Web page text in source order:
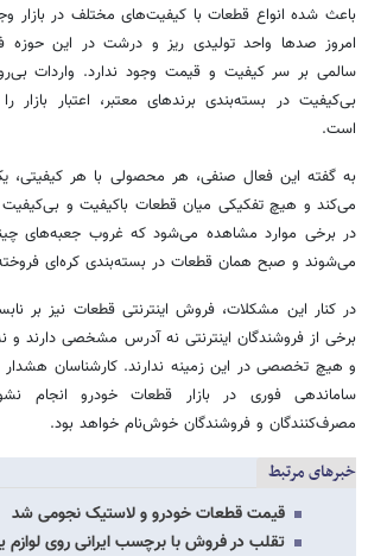
باعث شده انواع قطعات با کیفیت‌های مختلف در بازار
امروز صدها واحد تولیدی ریز و درشت در این حوزه
سالمی بر سر کیفیت و قیمت وجود ندارد. واردات
بی‌کیفیت در بسته‌بندی برندهای معتبر، اعتبار
است.
به گفته این فعال صنفی، هر محصولی با هر کیفیتی،
می‌کند و هیچ تفکیکی میان قطعات باکیفیت و بی‌کیفیت
در برخی موارد مشاهده می‌شود که غروب جعبه‌های
می‌شوند و صبح همان قطعات در بسته‌بندی کره‌ای
در کنار این مشکلات، فروش اینترنتی قطعات نیز بر
برخی از فروشندگان اینترنتی نه آدرس مشخصی دارند و
و هیچ تخصصی در این زمینه ندارند. کارشناسان
ساماندهی فوری در بازار قطعات خودرو انجام
مصرف‌کنندگان و فروشندگان خوش‌نام خواهد بود.
خبرهای مرتبط
قیمت قطعات خودرو و لاستیک نجومی شد
تقلب در فروش با برچسب ایرانی روی